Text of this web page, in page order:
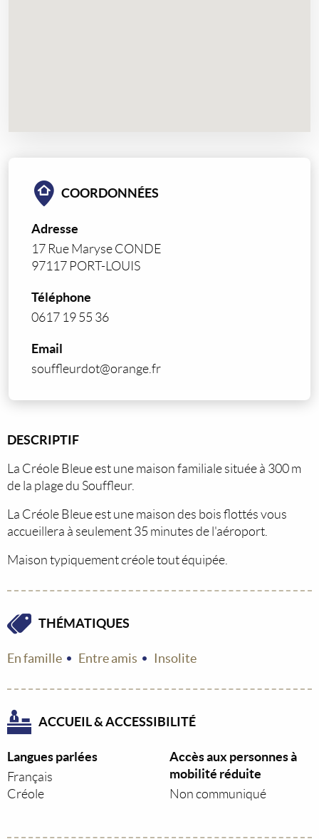
DESCRIPTIF
La Créole Bleue est une maison familiale située à 300 m
de la plage du Souffleur.
La Créole Bleue est une maison des bois flottés vous
accueillera à seulement 35 minutes de l'aéroport.
Maison typiquement créole tout équipée.
THÉMATIQUES
En famille Entre amis Insolite
ACCUEIL & ACCESSIBILITÉ
Langues parlées
Français
Créole
Accès aux personnes à
mobilité réduite
Non communiqué
COORDONNÉES
Adresse
17 Rue Maryse CONDE
97117 PORT-LOUIS
Téléphone
0617 19 55 36
Email
souffleurdot@orange.fr